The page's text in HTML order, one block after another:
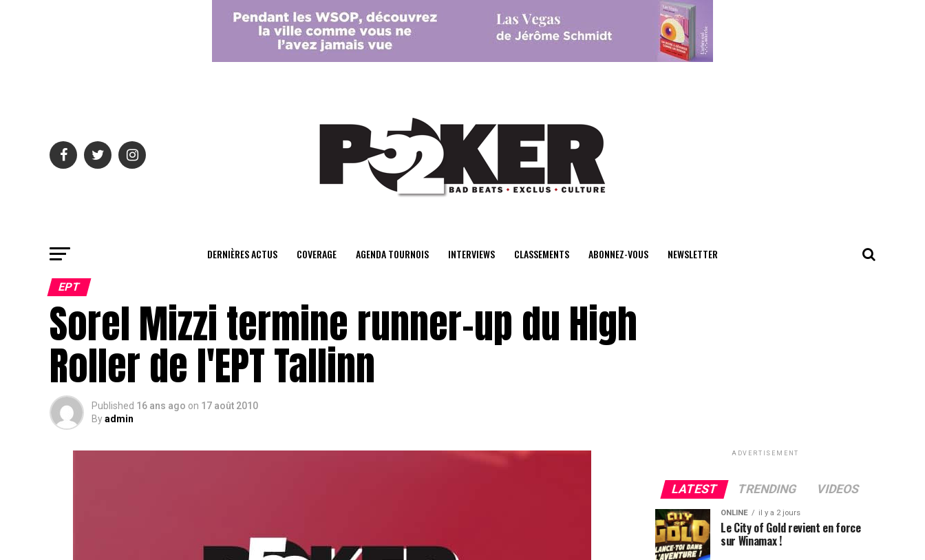
center>
DERNIÈRES ACTUS COVERAGE AGENDA TOURNOIS INTERVIEWS CLASSEMENTS ABONNEZ-VOUS NEWSLETTER
EPT
Sorel Mizzi termine runner-up du High
Roller de l'EPT Tallinn
Published 16 ans ago on 17 août 2010
Byadmin
ADVERTISEMENT
LATEST TRENDING VIDEOS
ONLINE il y a 2 jours
Le City of Gold revient en force
sur Winamax !